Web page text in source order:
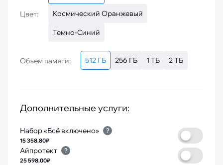
Цвет: Космический Оранжевый
Темно-Синий
Объем памяти: 512 ГБ 256 ГБ 1 ТБ 2 ТБ
Дополнительные услуги:
Набор «Всё включено» ?
15 358.80₽
Айпротект ?
25 598.00₽